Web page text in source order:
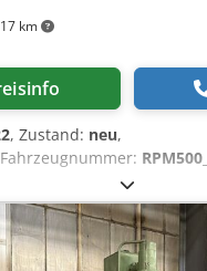
km
, Zustand: neu,
RPM500_OSZ2 mit
mm) Polierscheiben
- 4 kW Dsdpfx Aod Dt
- 100 mm Zwei Stück